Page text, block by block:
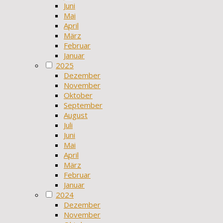
Juni
Mai
April
März
Februar
Januar
2025
Dezember
November
Oktober
September
August
Juli
Juni
Mai
April
März
Februar
Januar
2024
Dezember
November